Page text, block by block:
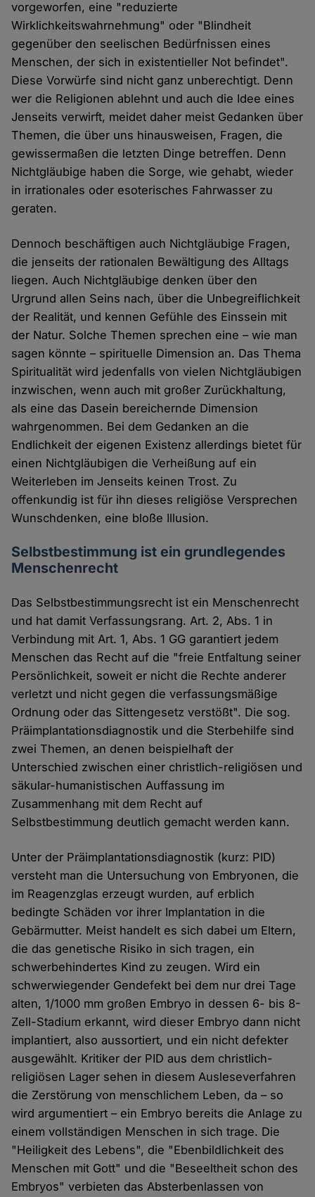
vorgeworfen, eine "reduzierte
Wirklichkeitswahrnehmung" oder "Blindheit
gegenüber den seelischen Bedürfnissen eines
Menschen, der sich in existentieller Not befindet".
Diese Vorwürfe sind nicht ganz unberechtigt. Denn
wer die Religionen ablehnt und auch die Idee eines
Jenseits verwirft, meidet daher meist Gedanken über
Themen, die über uns hinausweisen, Fragen, die
gewissermaßen die letzten Dinge betreffen. Denn
Nichtgläubige haben die Sorge, wie gehabt, wieder
in irrationales oder esoterisches Fahrwasser zu
geraten.
Dennoch beschäftigen auch Nichtgläubige Fragen,
die jenseits der rationalen Bewältigung des Alltags
liegen. Auch Nichtgläubige denken über den
Urgrund allen Seins nach, über die Unbegreiflichkeit
der Realität, und kennen Gefühle des Einssein mit
der Natur. Solche Themen sprechen eine – wie man
sagen könnte – spirituelle Dimension an. Das Thema
Spiritualität wird jedenfalls von vielen Nichtgläubigen
inzwischen, wenn auch mit großer Zurückhaltung,
als eine das Dasein bereichernde Dimension
wahrgenommen. Bei dem Gedanken an die
Endlichkeit der eigenen Existenz allerdings bietet für
einen Nichtgläubigen die Verheißung auf ein
Weiterleben im Jenseits keinen Trost. Zu
offenkundig ist für ihn dieses religiöse Versprechen
Wunschdenken, eine bloße Illusion.
Selbstbestimmung ist ein grundlegendes
Menschenrecht
Das Selbstbestimmungsrecht ist ein Menschenrecht
und hat damit Verfassungsrang. Art. 2, Abs. 1 in
Verbindung mit Art. 1, Abs. 1 GG garantiert jedem
Menschen das Recht auf die "freie Entfaltung seiner
Persönlichkeit, soweit er nicht die Rechte anderer
verletzt und nicht gegen die verfassungsmäßige
Ordnung oder das Sittengesetz verstößt". Die sog.
Präimplantationsdiagnostik und die Sterbehilfe sind
zwei Themen, an denen beispielhaft der
Unterschied zwischen einer christlich-religiösen und
säkular-humanistischen Auffassung im
Zusammenhang mit dem Recht auf
Selbstbestimmung deutlich gemacht werden kann.
Unter der Präimplantationsdiagnostik (kurz: PID)
versteht man die Untersuchung von Embryonen, die
im Reagenzglas erzeugt wurden, auf erblich
bedingte Schäden vor ihrer Implantation in die
Gebärmutter. Meist handelt es sich dabei um Eltern,
die das genetische Risiko in sich tragen, ein
schwerbehindertes Kind zu zeugen. Wird ein
schwerwiegender Gendefekt bei dem nur drei Tage
alten, 1/1000 mm großen Embryo in dessen 6- bis 8-
Zell-Stadium erkannt, wird dieser Embryo dann nicht
implantiert, also aussortiert, und ein nicht defekter
ausgewählt. Kritiker der PID aus dem christlich-
religiösen Lager sehen in diesem Ausleseverfahren
die Zerstörung von menschlichem Leben, da – so
wird argumentiert – ein Embryo bereits die Anlage zu
einem vollständigen Menschen in sich trage. Die
"Heiligkeit des Lebens", die "Ebenbildlichkeit des
Menschen mit Gott" und die "Beseeltheit schon des
Embryos" verbieten das Absterbenlassen von